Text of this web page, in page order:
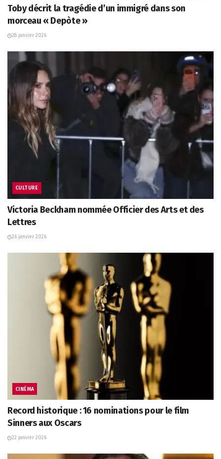
Toby décrit la tragédie d’un immigré dans son
morceau « Depòte »
28 janvier 2026
CULTURE
Victoria Beckham nommée Officier des Arts et des
Lettres
26 janvier 2026
CINÉMA
Record historique : 16 nominations pour le film
Sinners aux Oscars
22 janvier 2026